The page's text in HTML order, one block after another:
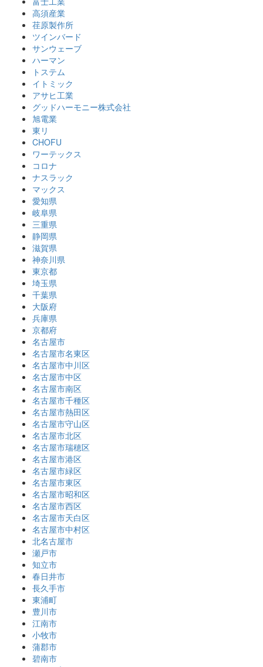
高須産業
荏原製作所
ツインバード
サンウェーブ
ハーマン
トステム
イトミック
アサヒ工業
グッドハーモニー株式会社
旭電業
東リ
CHOFU
ワーテックス
コロナ
ナスラック
マックス
愛知県
岐阜県
三重県
静岡県
滋賀県
神奈川県
東京都
埼玉県
千葉県
大阪府
兵庫県
京都府
名古屋市
名古屋市名東区
名古屋市中川区
名古屋市中区
名古屋市南区
名古屋市千種区
名古屋市熱田区
名古屋市守山区
名古屋市北区
名古屋市瑞穂区
名古屋市港区
名古屋市緑区
名古屋市東区
名古屋市昭和区
名古屋市西区
名古屋市天白区
名古屋市中村区
北名古屋市
瀬戸市
知立市
春日井市
長久手市
東浦町
豊川市
江南市
小牧市
蒲郡市
碧南市